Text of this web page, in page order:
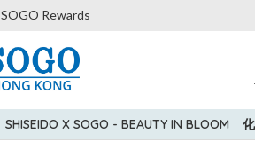
SOGO Rewards
SHISEIDO X SOGO - BEAUTY IN BLOOM